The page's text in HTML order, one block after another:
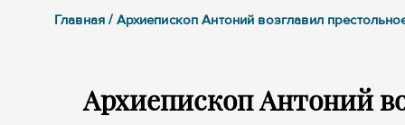
Главная / Архиепископ Антоний возглавил
Архиепископ Антоний